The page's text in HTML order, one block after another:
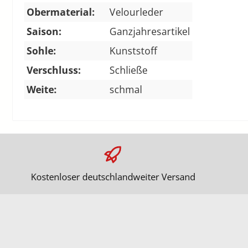
Obermaterial:
Velourleder
Saison:
Ganzjahresartikel
Sohle:
Kunststoff
Verschluss:
Schließe
Weite:
schmal
Kostenloser deutschlandweiter Versand